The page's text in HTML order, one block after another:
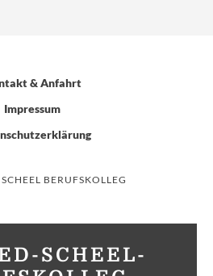
& Anfahrt
Impressum
BERUFSKOLLEG
SCHEEL-